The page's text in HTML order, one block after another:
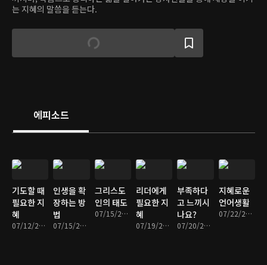
는 지혜의 말씀을 듣는다.
에피소드
기도할 때
필요한 지
혜
07/12/2013 • 33분
인생을 확
장하는 방
법
07/15/2013 • 34분
그리스도
인의 태도
07/15/2013 • 32분
리더에게
필요한 지
혜
07/19/2013 • 34분
부족하다
고 느끼시
나요?
07/20/2013 • 34분
지혜로운
언어생활
07/22/2013 • 33분